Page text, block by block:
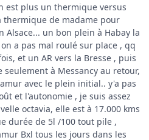
est plus un thermique versus
thermique de madame pour
Alsace... un bon plein à Habay la
a pas mal roulé sur place , qq
et un AR vers la Bresse , puis
seulement à Messancy au retour,
avec le plein initial.. y'a pas
et l'autonomie , je suis assez
octavia, elle est à 17.000 kms
durée de 5l /100 tout pile ,
Bxl tous les jours dans les